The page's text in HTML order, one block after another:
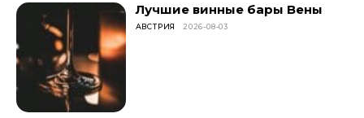
Лучшие винные бары Вены
АВСТРИЯ 2026-08-03